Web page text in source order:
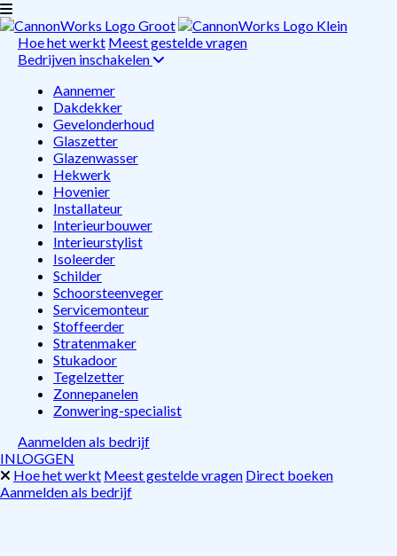
Hoe het werkt Meest gestelde vragen
Bedrijven inschakelen
Aannemer
Dakdekker
Gevelonderhoud
Glaszetter
Glazenwasser
Hekwerk
Hovenier
Installateur
Interieurbouwer
Interieurstylist
Isoleerder
Schilder
Schoorsteenveger
Servicemonteur
Stoffeerder
Stratenmaker
Stukadoor
Tegelzetter
Zonnepanelen
Zonwering-specialist
Aanmelden als bedrijf
INLOGGEN
Hoe het werkt Meest gestelde vragen Direct boeken
Aanmelden als bedrijf